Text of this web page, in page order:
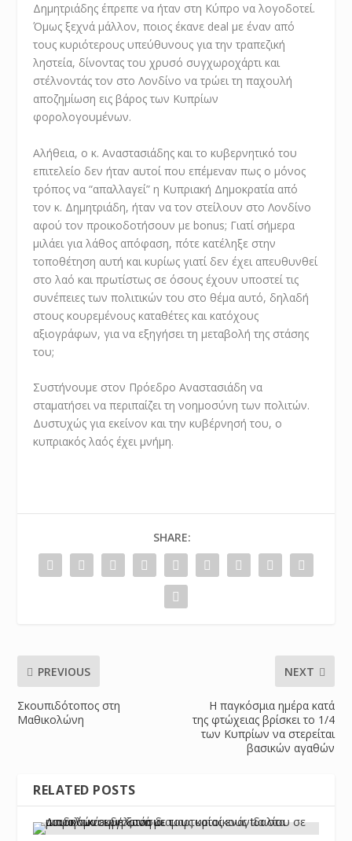
Δημητριάδης έπρεπε να ήταν στη Κύπρο να λογοδοτεί.
Όμως ξεχνά μάλλον, ποιος έκανε deal με έναν από
τους κυριότερους υπεύθυνους για την τραπεζική
ληστεία, δίνοντας του χρυσό συγχωροχάρτι και
στέλνοντάς τον στο Λονδίνο να τρώει τη παχουλή
αποζημίωση εις βάρος των Κυπρίων
φορολογουμένων.
Αλήθεια, ο κ. Αναστασιάδης και το κυβερνητικό του
επιτελείο δεν ήταν αυτοί που επέμεναν πως ο μόνος
τρόπος να “απαλλαγεί” η Κυπριακή Δημοκρατία από
τον κ. Δημητριάδη, ήταν να τον στείλουν στο Λονδίνο
αφού τον προικοδοτήσουν με bonus; Γιατί σήμερα
μιλάει για λάθος απόφαση, πότε κατέληξε στην
τοποθέτηση αυτή και κυρίως γιατί δεν έχει απευθυνθεί
στο λαό και πρωτίστως σε όσους έχουν υποστεί τις
συνέπειες των πολιτικών του στο θέμα αυτό, δηλαδή
στους κουρεμένους καταθέτες και κατόχους
αξιογράφων, για να εξηγήσει τη μεταβολή της στάσης
του;
Συστήνουμε στον Πρόεδρο Αναστασιάδη να
σταματήσει να περιπαίζει τη νοημοσύνη των πολιτών.
Δυστυχώς για εκείνον και την κυβέρνησή του, ο
κυπριακός λαός έχει μνήμη.
SHARE:
PREVIOUS
Σκουπιδότοπος στη
Μαθικολώνη
NEXT
Η παγκόσμια ημέρα κατά
της φτώχειας βρίσκει το 1/4
των Κυπρίων να στερείται
βασικών αγαθών
RELATED POSTS